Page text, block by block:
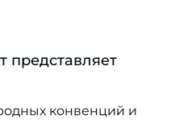
представляет
конвенций и